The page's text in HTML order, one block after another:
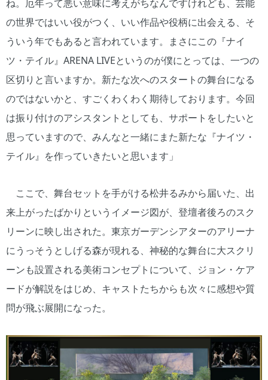
ね。厄年って悪い意味に考えがちなんですけれども、芸能
の世界ではいい役がつく、いい作品や役柄に出会える、そ
ういう年でもあると言われています。まさにこの『ナイ
ツ・テイル』ARENA LIVEというのが僕にとっては、一つの
区切りと言いますか。新たな次へのスタートの舞台になる
のではないかと、すごくわくわく期待しております。今回
は振り付けのアシスタントとしても、サポートをしたいと
思っていますので、みんなと一緒にまた新たな『ナイツ・
テイル』を作っていきたいと思います」
ここで、舞台セットを手がける松井るみから届いた、出
来上がったばかりというイメージ図が、登壇者後ろのスク
リーンに映し出された。東京ガーデンシアターのアリーナ
にうっそうとしげる森が現れる、神秘的な舞台に大スクリ
ーンも設置される美術コンセプトについて、ジョン・ケア
ードが解説をはじめ、キャストたちからも次々に感想や質
問が飛ぶ展開になった。